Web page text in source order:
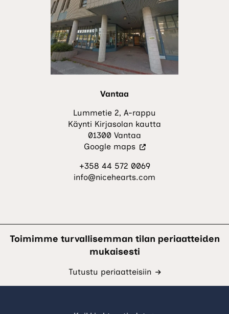
Vantaa
Lummetie 2, A-rappu
Käynti Kirjasolan kautta
01300 Vantaa
Google maps(Vieraile
sivustolla.
Linkki
+358 44 572 0069
info@nicehearts.com
Toimimme turvallisemman tilan periaatteiden
mukaisesti
Tutustu periaatteisiin